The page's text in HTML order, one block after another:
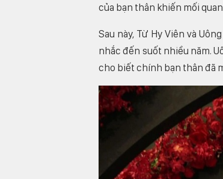
của bạn thân khiến mối
Sau này, Từ Hy Viên và
nhắc đến suốt nhiều năm.
cho biết chính bạn thân đã